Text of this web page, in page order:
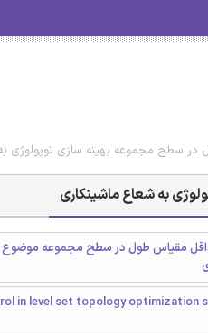
در سطح مجموعه بهینه سازی توپولوژی
به شعاع ماشینکاری
مقیاس طول در سطح مجموعه موضوع
in level set topology optimization